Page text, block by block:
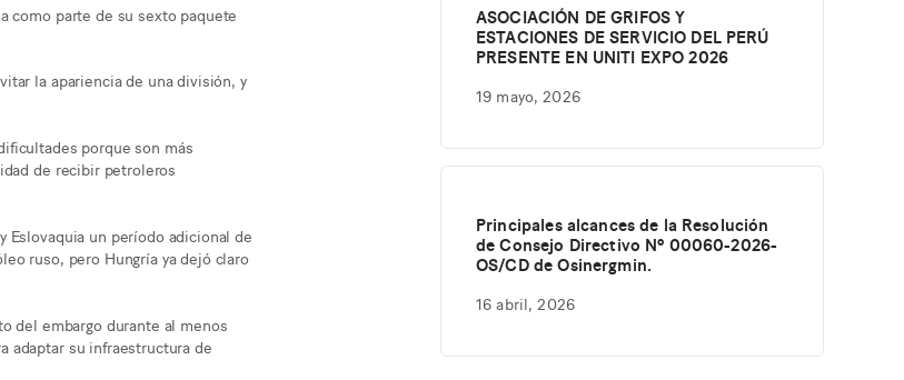
como parte de su sexto paquete
la apariencia de una división, y
porque son más
de recibir petroleros
Eslovaquia un período adicional de
ruso, pero Hungría ya dejó claro
del embargo durante al menos
adaptar su infraestructura de
ASOCIACIÓN DE GRIFOS Y
ESTACIONES DE SERVICIO DEL PERÚ
PRESENTE EN UNITI EXPO 2026
19 mayo, 2026
Principales alcances de la Resolución
de Consejo Directivo Nº 00060-2026-
OS/CD de Osinergmin.
16 abril, 2026